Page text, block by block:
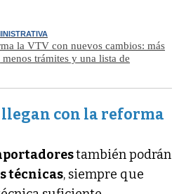
la VTV con nuevos cambios: más
trámites y una lista de
llegan con la reforma
también podrán
técnicas, siempre que